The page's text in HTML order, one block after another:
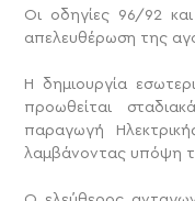
Οι οδηγίες 96/92
απελευθέρωση της
Η δημιουργία
προωθείται
παραγωγή
λαμβάνοντας υπόψη